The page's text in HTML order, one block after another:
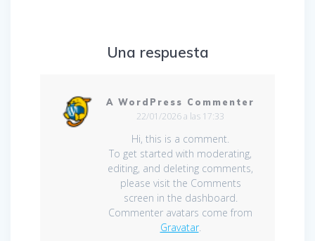
Una respuesta
A WordPress Commenter
22/01/2026 a las 17:33
Hi, this is a comment.
To get started with moderating,
editing, and deleting comments,
please visit the Comments
screen in the dashboard.
Commenter avatars come from
Gravatar.